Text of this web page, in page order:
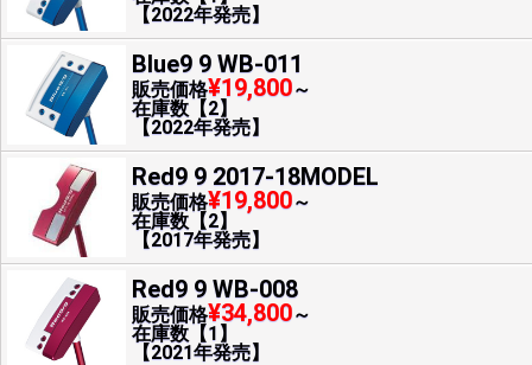
【2022年発売】
Blue9 9 WB-011
販売価格¥19,800～
在庫数【2】
【2022年発売】
Red9 9 2017-18MODEL
販売価格¥19,800～
在庫数【2】
【2017年発売】
Red9 9 WB-008
販売価格¥34,800～
在庫数【1】
【2021年発売】